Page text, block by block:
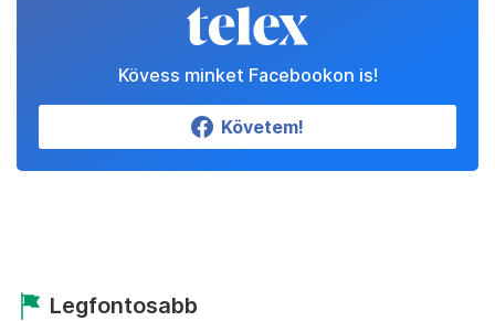
Kövess minket Facebookon is!
Követem!
Legfontosabb